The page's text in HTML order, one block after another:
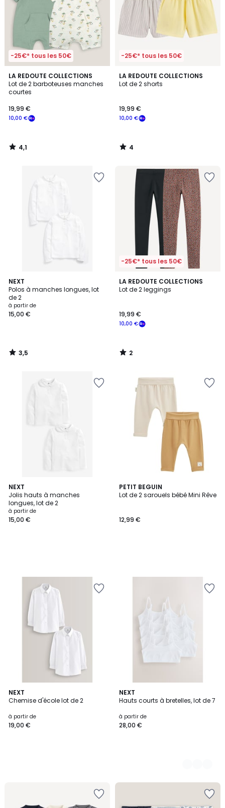
-25€* tous les 50€
LA REDOUTE COLLECTIONS
Lot de 2 barboteuses manches
courtes
10,00 €
19,99 €
4,1
/ 5
4,1
/
-25€* tous les 50€
LA REDOUTE COLLECTIONS
Lot de 2 shorts
10,00 €
19,99 €
4
/
4
/
NEXT
Polos à manches longues, lot
de 2
à partir de
15,00 €
3,5
/ 5
3,5
/
-25€* tous les 50€
LA REDOUTE COLLECTIONS
Lot de 2 leggings
10,00 €
19,99 €
2
/
2
/
NEXT
Jolis hauts à manches
longues, lot de 2
à partir de
15,00 €
PETIT BEGUIN
Lot de 2 sarouels bébé Mini Rêve
12,99 €
NEXT
Chemise d'école lot de 2
à partir de
19,00 €
NEXT
Hauts courts à bretelles, lot de 7
à partir de
28,00 €
2
Couleurs